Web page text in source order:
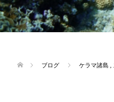
ブログ ケラマ諸島